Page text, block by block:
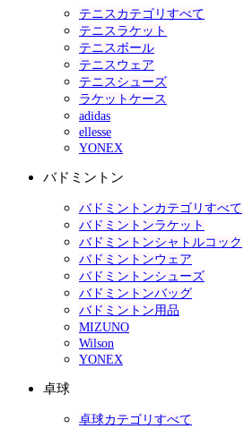
テニスカテゴリすべて
テニスラケット
テニスボール
テニスウェア
テニスシューズ
ラケットケース
adidas
ellesse
YONEX
バドミントン
バドミントンカテゴリすべて
バドミントンラケット
バドミントンシャトルコック
バドミントンウェア
バドミントンシューズ
バドミントンバッグ
バドミントン用品
MIZUNO
Wilson
YONEX
卓球
卓球カテゴリすべて